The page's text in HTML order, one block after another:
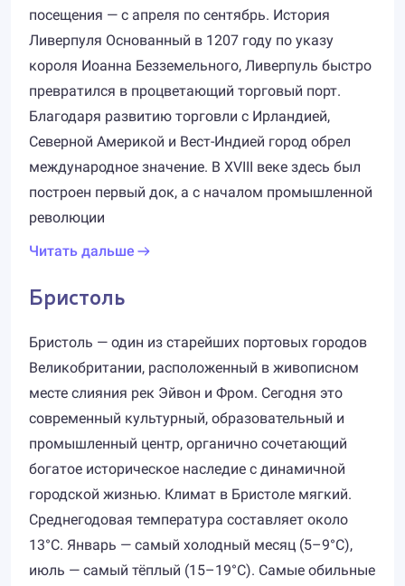
посещения — с апреля по сентябрь. История
Ливерпуля Основанный в 1207 году по указу
короля Иоанна Безземельного, Ливерпуль быстро
превратился в процветающий торговый порт.
Благодаря развитию торговли с Ирландией,
Северной Америкой и Вест-Индией город обрел
международное значение. В XVIII веке здесь был
построен первый док, а с началом промышленной
революции
Читать дальше
Бристоль
Бристоль — один из старейших портовых городов
Великобритании, расположенный в живописном
месте слияния рек Эйвон и Фром. Сегодня это
современный культурный, образовательный и
промышленный центр, органично сочетающий
богатое историческое наследие с динамичной
городской жизнью. Климат в Бристоле мягкий.
Среднегодовая температура составляет около
13°C. Январь — самый холодный месяц (5–9°C),
июль — самый тёплый (15–19°C). Самые обильные